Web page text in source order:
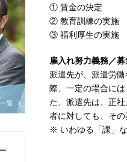
① 賃金の決定
② 教育訓練の実施
③ 福利厚生の実施
雇入れ努力義務／
派遣先が、派遣労
際、一定の場合に
た、派遣先は、正
者に対しても、そ
※ いわゆる「課」
覧